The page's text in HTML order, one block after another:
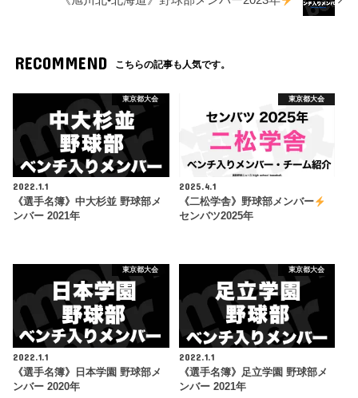
RECOMMEND こちらの記事も人気です。
東京都大会
2022.1.1
《選手名簿》中大杉並 野球部メ
ンバー 2021年
東京都大会
2025.4.1
《二松学舎》野球部メンバー
センバツ2025年
東京都大会
2022.1.1
《選手名簿》日本学園 野球部メ
ンバー 2020年
東京都大会
2022.1.1
《選手名簿》足立学園 野球部メ
ンバー 2021年